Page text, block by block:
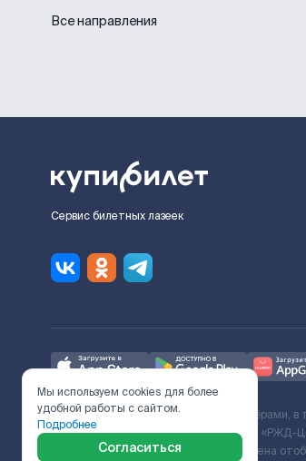
Все направления
Сервис билетных лазеек
Ж/Д билеты предоставляются партнёрами, в
с Поставщиком услуг и Договора ООО «РЖД-
включает сервисный сбор. Итоговая цена
Мы используем cookies для более
удобной работы с сайтом.
Подробнее
Согласиться